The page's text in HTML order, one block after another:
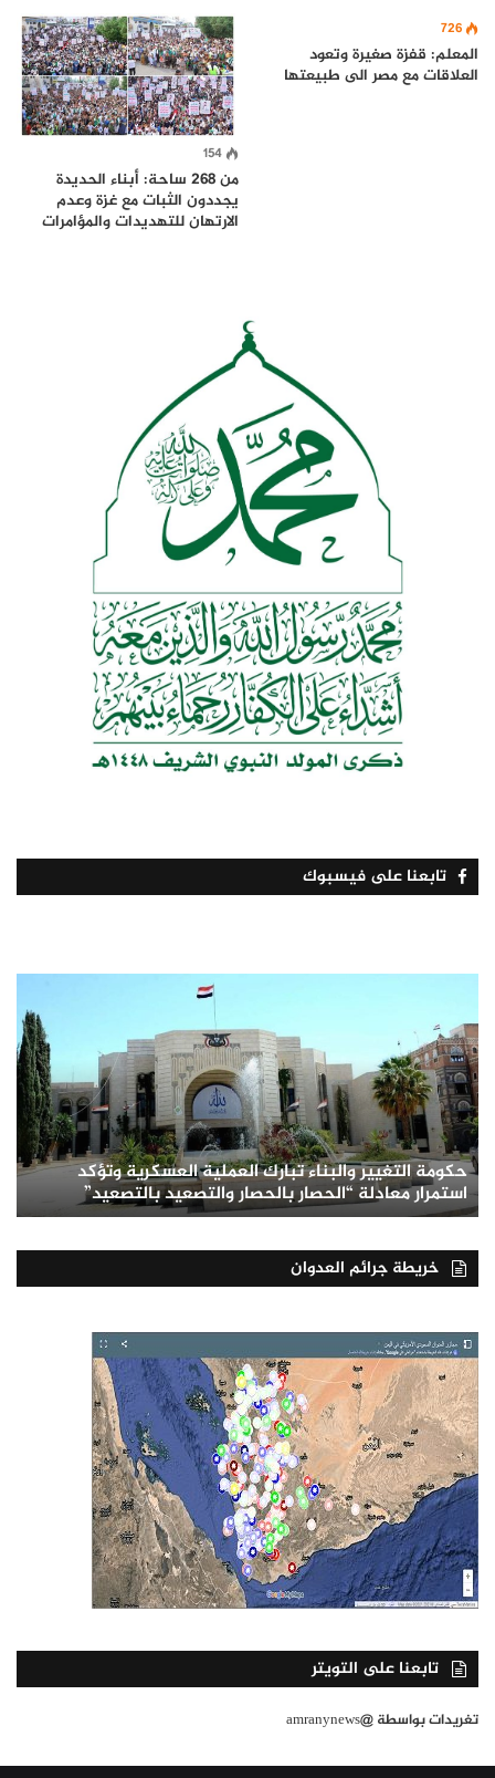
726
المعلم: قفزة صغيرة وتعود
العلاقات مع مصر الى طبيعتها
154
من 268 ساحة: أبناء الحديدة
يجددون الثبات مع غزة وعدم
الارتهان للتهديدات والمؤامرات
تابعنا على فيسبوك
حكومة التغيير والبناء تبارك العملية العسكرية وتؤكد
استمرار معادلة “الحصار بالحصار والتصعيد بالتصعيد”
خريطة جرائم العدوان
تابعنا على التويتر
تغريدات بواسطة @amranynews